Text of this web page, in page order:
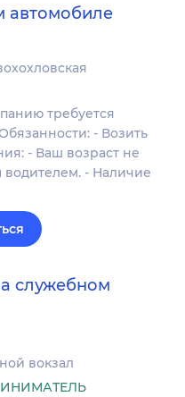
автомобиле
требуется
- Возить
- Ваш возраст не
- Наличие
служебном
вокзал